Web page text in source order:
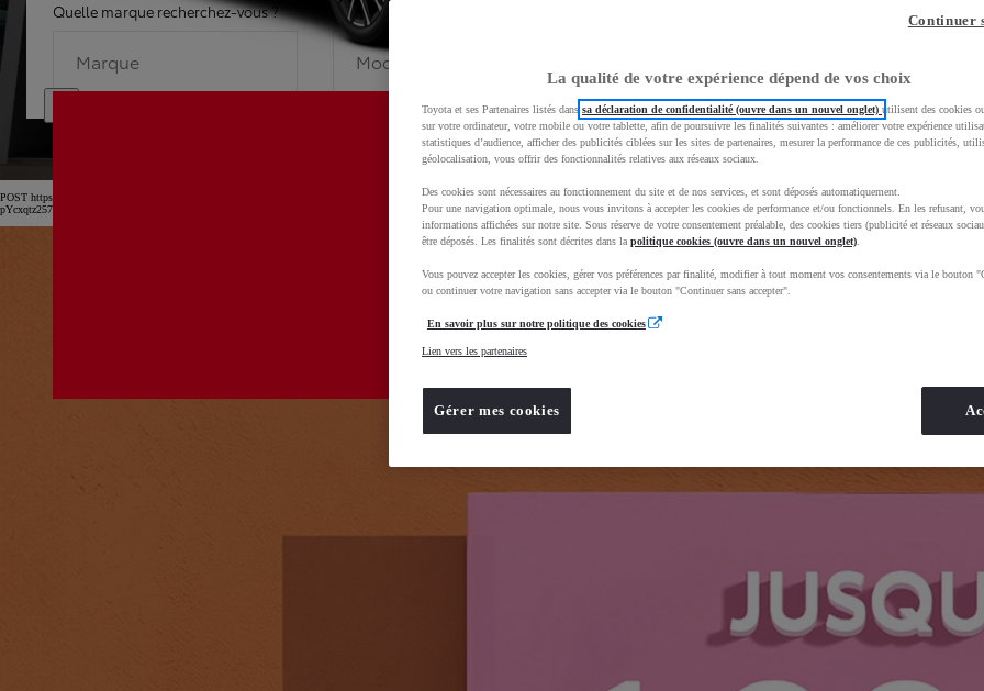
Quelle marque recherchez-vous ?
Marque
Quel modèle recherchez-vous ?
Modèle
Dans quelle
POST https://usc-webcomponents.toyota-europe.com/v1/car-filter-header/fr/fr?carFilter=used&brand=toyota&uscEnv=production&useGlobalStore=true&gclid=CjwKCAjwhNbTBhB4EiwAsFSg-
pYcxqtz257uljGAm
La qualité de votre expérience dépend de vos choix
Toyota et ses Partenaires listés dans sa déclaration de confidentialité (ouvre dans un nouvel onglet) utilisent des cookies
sur votre ordinateur, votre mobile ou votre tablette, afin de poursuivre les finalités suivantes : améliorer votre expérience
statistiques d’audience, afficher des publicités ciblées sur les sites de partenaires, mesurer la performance de ces publicités,
géolocalisation, vous offrir des fonctionnalités relatives aux réseaux sociaux.
Des cookies sont nécessaires au fonctionnement du site et de nos services, et sont déposés automatiquement.
Pour une navigation optimale, nous vous invitons à accepter les cookies de performance et/ou fonctionnels. En les refusant,
informations affichées sur notre site. Sous réserve de votre consentement préalable, des cookies tiers (publicité et réseaux
être déposés. Les finalités sont décrites dans la politique cookies (ouvre dans un nouvel onglet)
Vous pouvez accepter les cookies, gérer vos préférences par finalité, modifier à tout moment vos consentements via le bouton
ou continuer votre navigation sans accepter via le bouton "Continuer sans accepter".
En savoir plus sur notre politique des cookies
Lien vers les partenaires
Gérer mes cookies
Continuer